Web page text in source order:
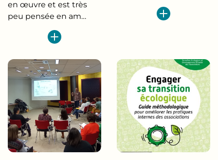
en œuvre et est très
peu pensée en am…